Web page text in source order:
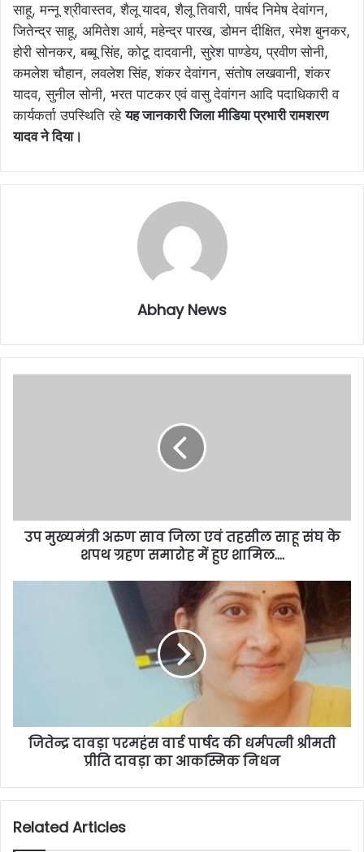
साहू, मन्नू श्रीवास्तव, शैलू यादव, शैलू तिवारी, पार्षद निमेष देवांगन,
जितेन्द्र साहू, अमितेश आर्य, महेन्द्र पारख, डोमन दीक्षित, रमेश बुनकर,
होरी सोनकर, बब्बू सिंह, कोटू दादवानी, सुरेश पाण्डेय, प्रवीण सोनी,
कमलेश चौहान, लवलेश सिंह, शंकर देवांगन, संतोष लखवानी, शंकर
यादव, सुनील सोनी, भरत पाटकर एवं वासु देवांगन आदि पदाधिकारी व
कार्यकर्ता उपस्थिति रहेयह जानकारी जिला मीडिया प्रभारी रामशरण
यादव ने दिया।
Abhay News
उप मुख्यमंत्री अरुण साव जिला एवं तहसील साहू संघ के
शपथ ग्रहण समारोह में हुए शामिल….
जितेन्द्र दावड़ा परमहंस वार्ड पार्षद की धर्मपत्नी श्रीमती
प्रीति दावड़ा का आकस्मिक निधन
Related Articles